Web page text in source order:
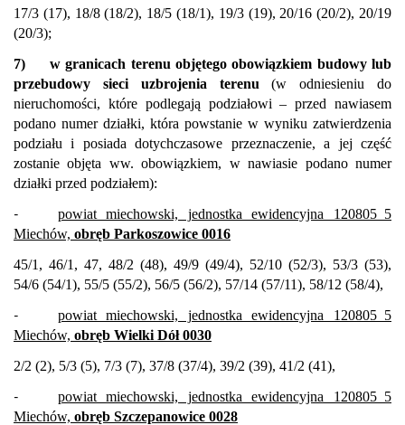
17/3 (17), 18/8 (18/2), 18/5 (18/1), 19/3 (19), 20/16 (20/2), 20/19
(20/3);
7)
w granicach terenu objętego obowiązkiem budowy lub
przebudowy sieci uzbrojenia terenu
(w odniesieniu do
nieruchomości, które podlegają podziałowi – przed nawiasem
podano numer działki, która powstanie w wyniku zatwierdzenia
podziału i posiada dotychczasowe przeznaczenie, a jej część
zostanie objęta ww.obowiązkiem, w nawiasie podano numer
działki przed podziałem):
-
powiat miechowski, jednostka ewidencyjna 120805_5
Miechów, obręb Parkoszowice 0016
45/1, 46/1, 47, 48/2 (48), 49/9 (49/4), 52/10 (52/3), 53/3 (53),
54/6 (54/1), 55/5 (55/2), 56/5 (56/2), 57/14 (57/11), 58/12 (58/4),
-
powiat miechowski, jednostka ewidencyjna 120805_5
Miechów, obręb Wielki Dół 0030
2/2 (2), 5/3 (5), 7/3 (7), 37/8 (37/4), 39/2 (39), 41/2 (41),
-
powiat miechowski, jednostka ewidencyjna 120805_5
Miechów, obręb Szczepanowice 0028